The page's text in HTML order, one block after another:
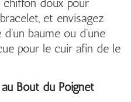
chiffon doux pour
et envisagez
baume ou d’une
pour le cuir afin de le
Bout du Poignet